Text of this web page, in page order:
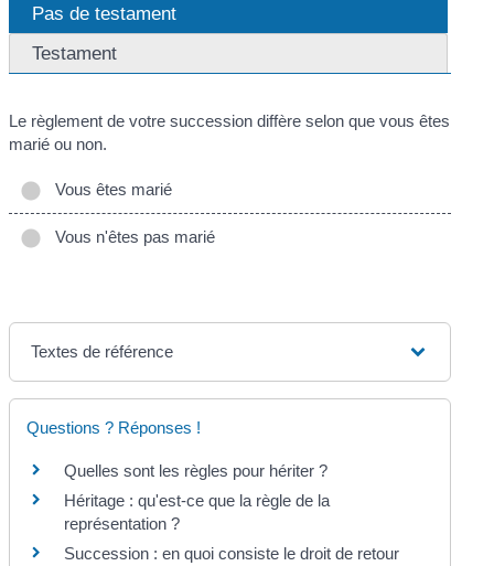
Pas de testament
Testament
Le règlement de votre succession diffère selon que vous êtes
marié ou non.
Vous êtes marié
Vous n'êtes pas marié
Textes de référence
Questions ? Réponses !
Quelles sont les règles pour hériter ?
Héritage : qu'est-ce que la règle de la
représentation ?
Succession : en quoi consiste le droit de retour